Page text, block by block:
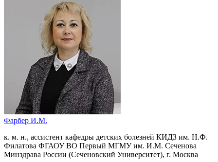
Фарбер И.М.
к. м. н., ассистент кафедры детских болезней КИДЗ им. Н.Ф.
Филатова ФГАОУ ВО Первый МГМУ им. И.М. Сеченова
Минздрава России (Сеченовский Университет), г. Москва